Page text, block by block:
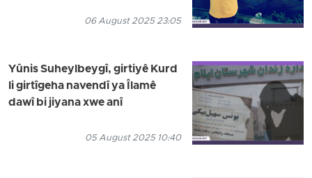
06 August 2025 23:05
Yûnis Suheylbeygî, girtiyê Kurd
li girtîgeha navendî ya Îlamê
dawî bi jiyana xwe anî
05 August 2025 10:40